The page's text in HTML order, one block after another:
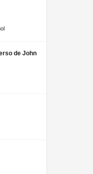
de John